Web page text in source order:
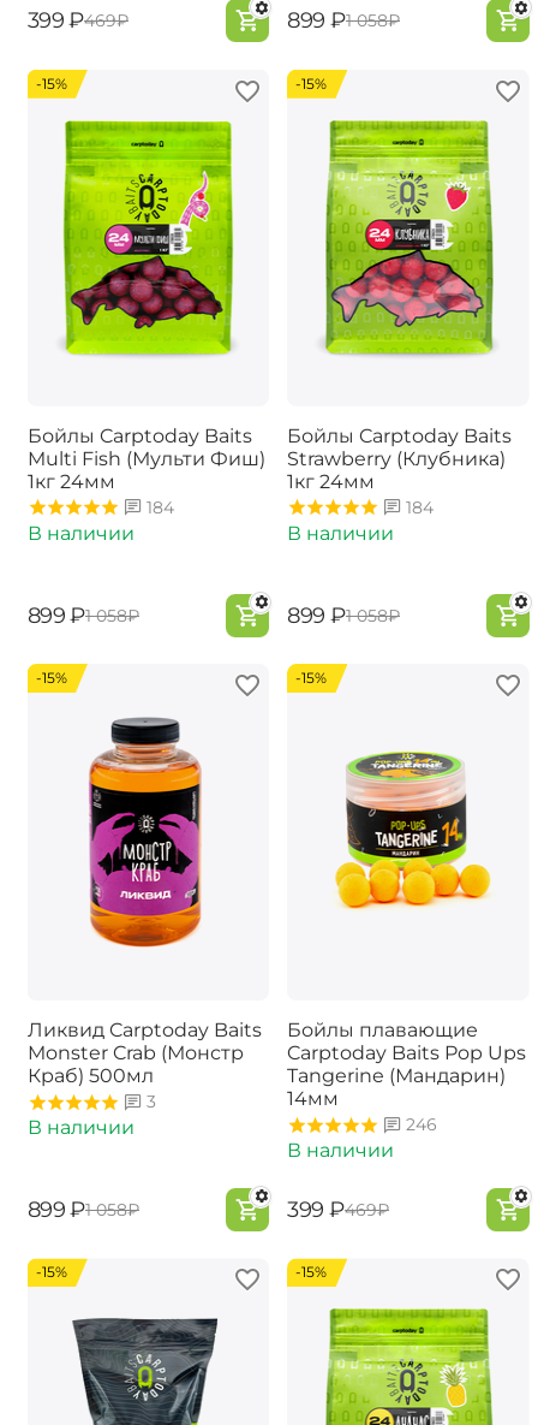
‍399‍ ₽‍469‍₽ ‍899‍ ₽‍1 058‍₽
-15%
Бойлы Carptoday Baits
Multi Fish (Мульти Фиш)
1кг 24мм
184
В наличии
‍899‍ ₽‍1 058‍₽
-15%
Бойлы Carptoday Baits
Strawberry (Клубника)
1кг 24мм
184
В наличии
‍899‍ ₽‍1 058‍₽
-15%
Ликвид Carptoday Baits
Monster Crab (Монстр
Краб) 500мл
3
В наличии
‍899‍ ₽‍1 058‍₽
-15%
Бойлы плавающие
Carptoday Baits Pop Ups
Tangerine (Мандарин)
14мм
246
В наличии
‍399‍ ₽‍469‍₽
-15% -15%